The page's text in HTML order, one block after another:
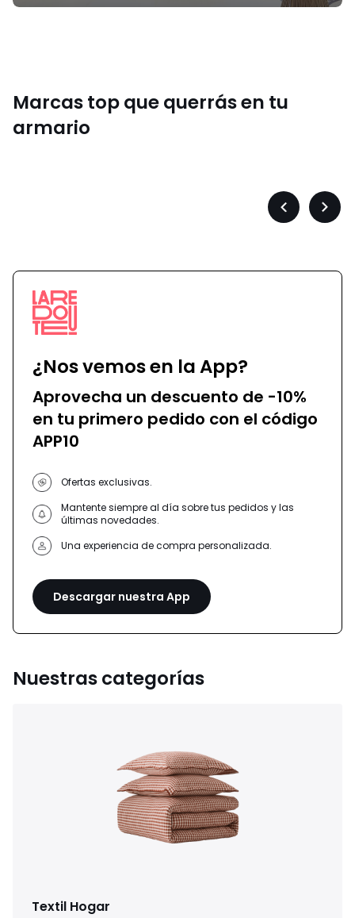
Marcas top que querrás en tu
armario
Précédent
¿Nos vemos en la App?
Aprovecha un descuento de -10%
en tu primero pedido con el código
APP10
Ofertas exclusivas.
Mantente siempre al día sobre tus pedidos y las
últimas novedades.
Una experiencia de compra personalizada.
Descargar nuestra App
Nuestras categorías
Textil Hogar